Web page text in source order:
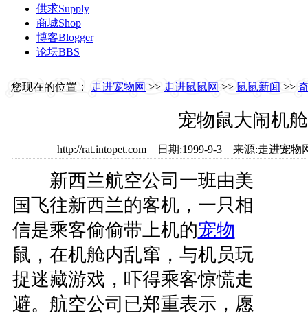
供求Supply
商城Shop
博客Blogger
论坛BBS
您现在的位置： 走进宠物网 >> 走进鼠鼠网 >> 鼠鼠新闻 >>
宠物鼠大闹机舱
http://rat.intopet.com 日期:1999-9-3 来源:走进宠
新西兰航空公司一班由美
国飞往新西兰的客机，一只相
信是乘客偷偷带上机的宠物
鼠，在机舱内乱窜，与机员玩
捉迷藏游戏，吓得乘客惊慌走
避。航空公司已郑重表示，愿